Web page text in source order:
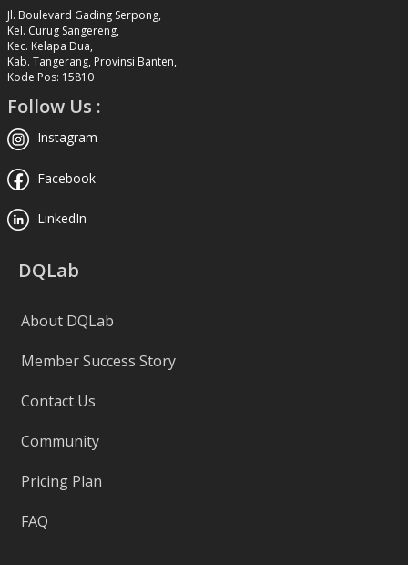
Jl. Boulevard Gading Serpong,
Kel. Curug Sangereng,
Kec. Kelapa Dua,
Kab. Tangerang, Provinsi Banten,
Kode Pos: 15810
Follow Us :
Instagram
Facebook
LinkedIn
DQLab
About DQLab
Member Success Story
Contact Us
Community
Pricing Plan
FAQ